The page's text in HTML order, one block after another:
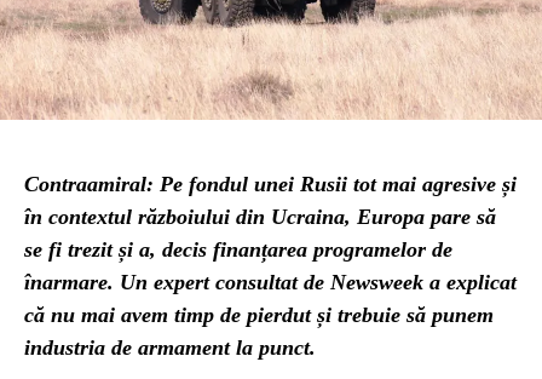
Contraamiral: Pe fondul unei Rusii tot mai agresive și
în contextul războiului din Ucraina, Europa pare să
se fi trezit și a, decis finanțarea programelor de
înarmare. Un expert consultat de Newsweek a explicat
că nu mai avem timp de pierdut și trebuie să punem
industria de armament la punct.